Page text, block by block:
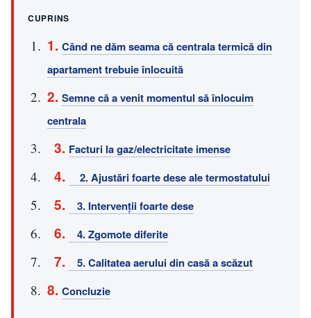
CUPRINS
Când ne dăm seama că centrala termică din
apartament trebuie înlocuită
Semne că a venit momentul să înlocuim
centrala
Facturi la gaz/electricitate imense
2. Ajustări foarte dese ale termostatului
3. Intervenții foarte dese
4. Zgomote diferite
5. Calitatea aerului din casă a scăzut
Concluzie